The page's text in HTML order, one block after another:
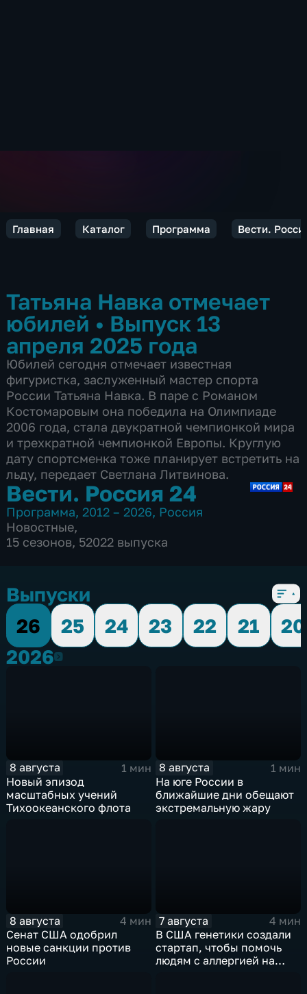
Главная Каталог Программа Вести.
Татьяна Навка отмечает
юбилей • Выпуск 13
апреля 2025 года
Юбилей сегодня отмечает известная
фигуристка, заслуженный мастер спорта
России Татьяна Навка. В паре с Романом
Костомаровым она победила на Олимпиаде
2006 года, стала двукратной чемпионкой мира
и трехкратной чемпионкой Европы. Круглую
дату спортсменка тоже планирует встретить на
льду, передает Светлана Литвинова.
Вести. Россия 24
Программа, 2012 – 2026, Россия
Новостные,
15 сезонов, 52022 выпуска
Выпуски
26
25 24 23 22 21
20
20262026
8 августа
1 мин
Новый эпизод
масштабных учений
Тихоокеанского флота
8 августа
1 мин
На юге России в
ближайшие дни обещают
экстремальную жару
8 августа
4 мин
Сенат США одобрил
новые санкции против
России
7 августа
4 мин
В США генетики создали
стартап, чтобы помочь
людям с аллергией на